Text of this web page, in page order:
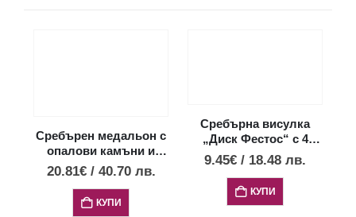
Сребърен медальон с
опалови камъни и
диск Фестос, S
20.81€ / 40.70 лв.
КУПИ
Сребърна висулка
„Диск Фестос“ с 4
опала, XXS
9.45€ / 18.48 лв.
КУПИ